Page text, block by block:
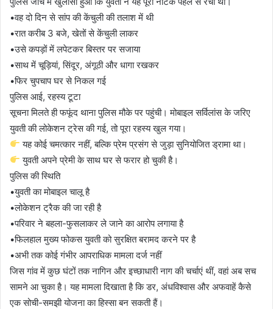
•वह दो दिन से सांप की केंचुली की तलाश में थी
•रात करीब 3 बजे, खेतों से केंचुली लाकर
•उसे कपड़ों में लपेटकर बिस्तर पर सजाया
•साथ में चूड़ियां, सिंदूर, अंगूठी और धागा रखकर
•फिर चुपचाप घर से निकल गई
पुलिस आई, रहस्य टूटा
सूचना मिलते ही फफूंद थाना पुलिस मौके पर पहुंची। मोबाइल सर्विलांस के जरिए
युवती की लोकेशन ट्रेस की गई, तो पूरा रहस्य खुल गया।
यह कोई चमत्कार नहीं, बल्कि प्रेम प्रसंग से जुड़ा सुनियोजित ड्रामा था।
युवती अपने प्रेमी के साथ घर से फरार हो चुकी है।
पुलिस की स्थिति
•युवती का मोबाइल चालू है
•लोकेशन ट्रैक की जा रही है
•परिवार ने बहला-फुसलाकर ले जाने का आरोप लगाया है
•फिलहाल मुख्य फोकस युवती को सुरक्षित बरामद करने पर है
•अभी तक कोई गंभीर आपराधिक मामला दर्ज नहीं
जिस गांव में कुछ घंटों तक नागिन और इच्छाधारी नाग की चर्चाएं थीं, वहां अब सच
सामने आ चुका है। यह मामला दिखाता है कि डर, अंधविश्वास और अफवाहें कैसे
एक सोची-समझी योजना का हिस्सा बन सकती हैं।